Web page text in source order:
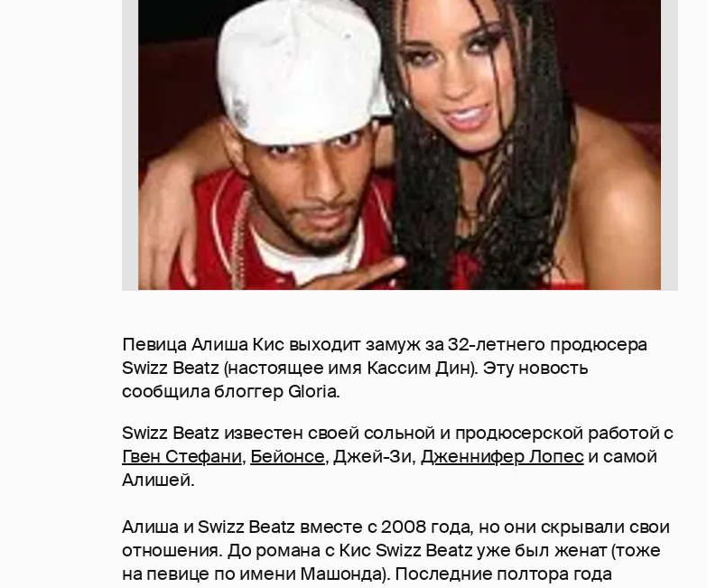
Певица Алиша Кис выходит замуж за 32-летнего продюсера
Swizz Beatz (настоящее имя Кассим Дин). Эту новость
сообщила блоггер Gloria.
Swizz Beatz известен своей сольной и продюсерской работой с
Гвен Стефани, Бейонсе, Джей-Зи, Дженнифер Лопеси самой
Алишей.
Алиша и Swizz Beatz вместе с 2008 года, но они скрывали свои
отношения. До романа с Кис Swizz Beatz уже был женат (тоже
на певице по имени Машонда). Последние полтора года